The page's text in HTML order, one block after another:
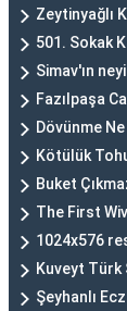
Zeytinyağlı
501. Sokak
Simav'ın
Fazılpaşa
Dövünme
Kötülük
Buket
The First
1024x576
Kuveyt Türk
Şeyhanlı